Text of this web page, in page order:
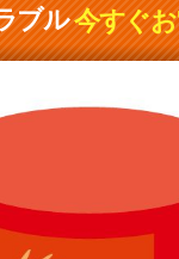
ブル 今すぐ